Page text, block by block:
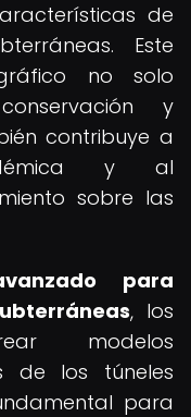
de
Este
no solo
y
contribuye a
y al
sobre las
para
, los
modelos
de los túneles
para